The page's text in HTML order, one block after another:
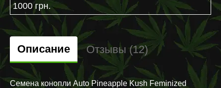
1000 грн.
Описание Отзывы (12)
Семена конопли Auto Pineapple Kush Feminized